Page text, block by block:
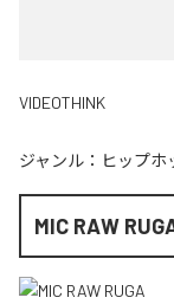
VIDEOTHINK
ジャンル： ヒップ
MIC RAW